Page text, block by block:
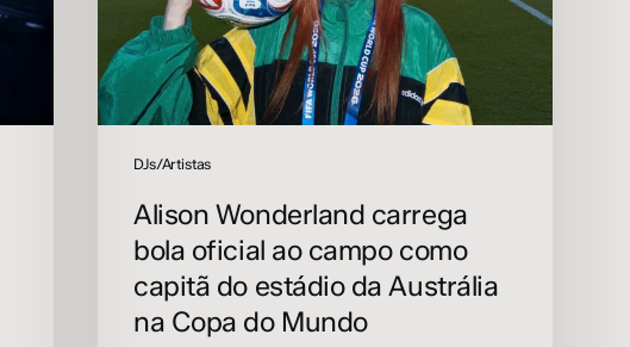
DJs/Artistas
capitã
do
estádio
Austrália
CopaAlison Wonderland carrega
bola oficial ao campo como
capitã do estádio da Austrália
na Copa do Mundo